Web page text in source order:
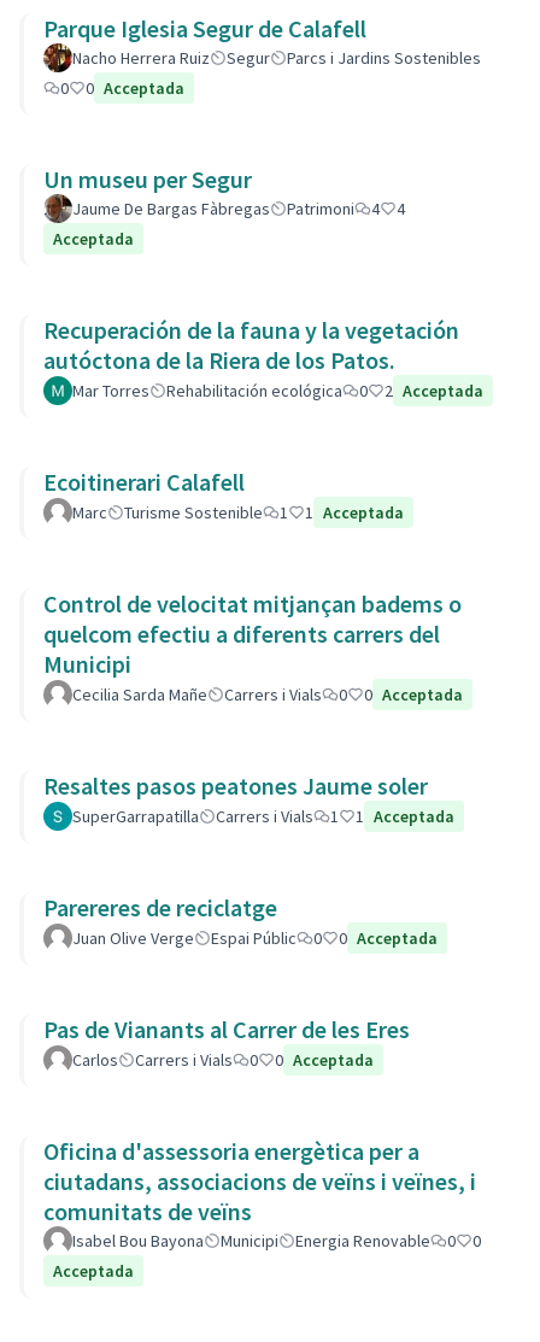
Parque Iglesia Segur de Calafell
Nacho Herrera Ruiz Segur
Parcs i Jardins Sostenibles
0
0 Acceptada
Un museu per Segur
Jaume De Bargas Fàbregas Patrimoni 4
4
Acceptada
Recuperación de la fauna y la vegetación
autóctona de la Riera de los Patos.
Mar Torres Rehabilitación ecológica 0 2 Acceptada
Ecoitinerari Calafell
Marc Turisme Sostenible 1 1 Acceptada
Control de velocitat mitjançan badems o
quelcom efectiu a diferents carrers del
Municipi
Cecilia Sarda Mañe Carrers i Vials 0 0 Acceptada
Resaltes pasos peatones Jaume soler
SuperGarrapatilla Carrers i Vials 1 1 Acceptada
Parereres de reciclatge
Juan Olive Verge Espai Públic 0 0 Acceptada
Pas de Vianants al Carrer de les Eres
Carlos Carrers i Vials 0 0 Acceptada
Oficina d'assessoria energètica per a
ciutadans, associacions de veïns i veïnes, i
comunitats de veïns
Isabel Bou Bayona Municipi Energia Renovable 0
0
Acceptada